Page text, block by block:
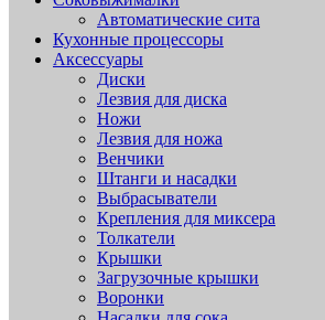
Автоматические сита
Кухонные процессоры
Аксессуары
Диски
Лезвия для диска
Ножи
Лезвия для ножа
Венчики
Штанги и насадки
Выбрасыватели
Крепления для миксера
Толкатели
Крышки
Загрузочные крышки
Воронки